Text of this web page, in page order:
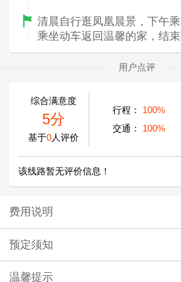
清晨自行逛凤凰晨景，下午乘
乘坐动车返回温馨的家，结束
用户点评
综合满意度
5分
基于0人评价
行程： 100%
交通：
100%
该线路暂无评价信息！
费用说明
预定须知
温馨提示